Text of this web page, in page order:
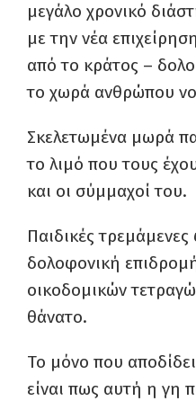
μεγάλο χρονικό
με την νέα
από το κράτος –
το χωρά ανθρώπου
Σκελετωμένα μωρά
το λιμό που τους
και οι σύμμαχοί του.
Παιδικές
δολοφονική
οικοδομικών
θάνατο.
Το μόνο που
είναι πως αυτή η γη